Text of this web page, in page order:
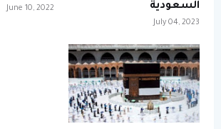
السعودية
July 04, 2023
June 10, 2022